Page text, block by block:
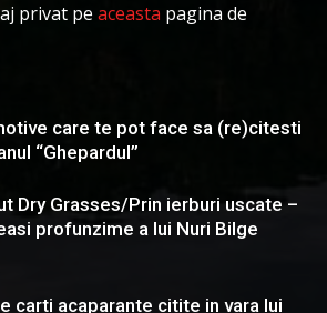
privat pe aceasta pagina de
care te pot face sa (re)citesti
“Ghepardul”
Dry Grasses/Prin ierburi uscate –
profunzime a lui Nuri Bilge
carti acaparante citite in vara lui